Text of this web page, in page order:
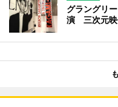
グラングリ
演 三次元映